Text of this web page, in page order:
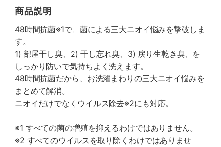
商品説明
48時間抗菌※1で、菌による三大ニオイ悩みを撃破しま
す。
1) 部屋干し臭、2) 干し忘れ臭、3) 戻り生乾き臭、を
しっかり防いで気持ちよく洗えます。
48時間抗菌だから、お洗濯まわりの三大ニオイ悩みを
まとめて解消。
ニオイだけでなくウイルス除去※2にも対応。
※1 すべての菌の増殖を抑えるわけではありません。
※2 すべてのウイルスを取り除くわけではありませ